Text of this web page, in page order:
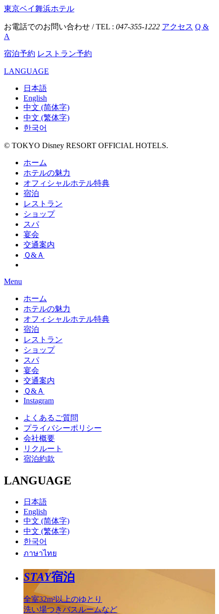
東京ベイ舞浜ホテル
お電話でのお問い合わせ / TEL : 047-355-1222 アクセス Q &
A
宿泊予約 レストラン予約
LANGUAGE
日本語
English
中文 (简体字)
中文 (繁体字)
한국어
© TOKYO Disney RESORT OFFICIAL HOTELS.
ホーム
ホテルの魅力
オフィシャルホテル特典
宿泊
レストラン
ショップ
スパ
宴会
交通案内
Ｑ&Ａ
Menu
ホーム
ホテルの魅力
オフィシャルホテル特典
宿泊
レストラン
ショップ
スパ
宴会
交通案内
Ｑ&Ａ
Instagram
よくあるご質問
プライバシーポリシー
会社概要
リクルート
宿泊約款
LANGUAGE
日本語
English
中文 (简体字)
中文 (繁体字)
한국어
ภาษาไทย
STAY宿泊
全室32m²以上のゆとり
洗い場つきバスルームなど